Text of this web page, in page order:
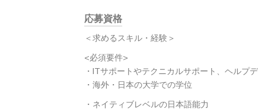
応募資格
＜求めるスキル・経験＞
<必須要件>
・ITサポートやテクニカルサポート、ヘルプ
・海外・日本の大学での学位
・ネイティブレベルの日本語能力